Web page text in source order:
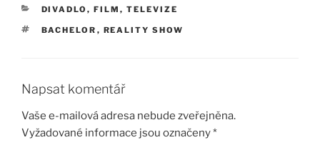
RUBRIKY
DIVADLO, FILM, TELEVIZE
ŠTÍTKY
BACHELOR , REALITY SHOW
Napsat komentář
Vaše e-mailová adresa nebude zveřejněna.
Vyžadované informace jsou označeny*